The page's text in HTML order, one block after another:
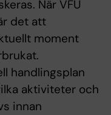
När VFU
det att
moment
handlingsplan
aktiviteter och
innan